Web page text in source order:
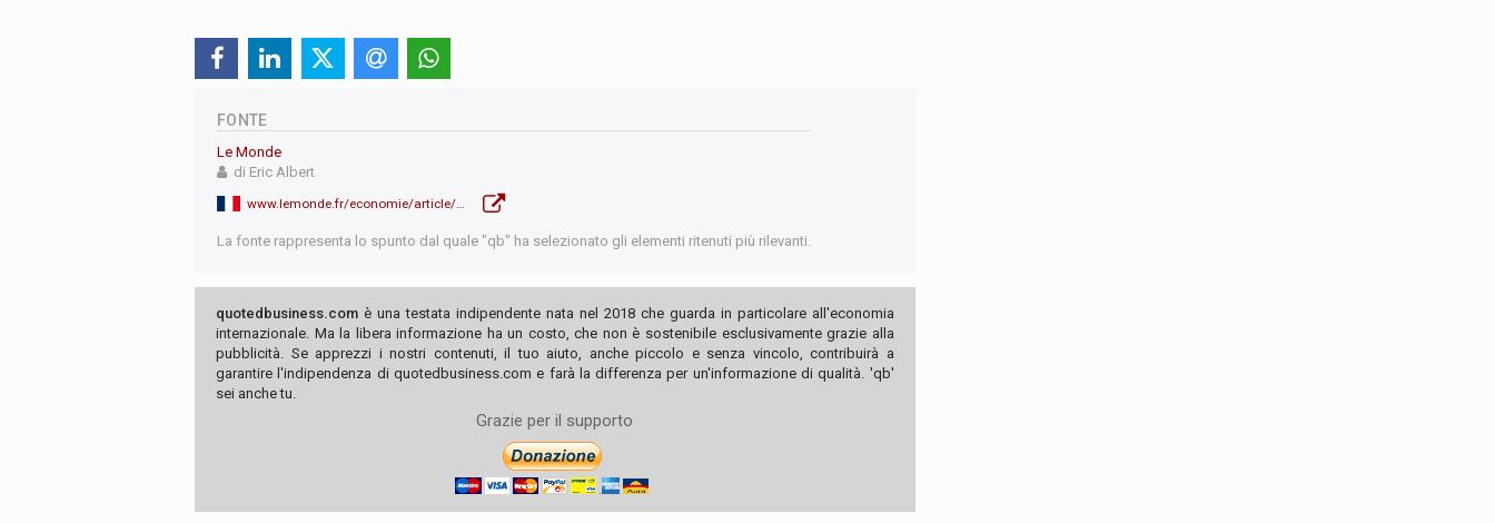
FONTE
Le Monde
di Eric Albert
La fonte rappresenta lo spunto dal quale "qb" ha selezionato gli elementi ritenuti più rilevanti.
quotedbusiness.com è una testata indipendente nata nel 2018 che guarda in particolare all'economia
internazionale. Ma la libera informazione ha un costo, che non è sostenibile esclusivamente grazie alla
pubblicità. Se apprezzi i nostri contenuti, il tuo aiuto, anche piccolo e senza vincolo, contribuirà a
garantire l'indipendenza di quotedbusiness.com e farà la differenza per un'informazione di qualità. 'qb'
sei anche tu.
Grazie per il supporto